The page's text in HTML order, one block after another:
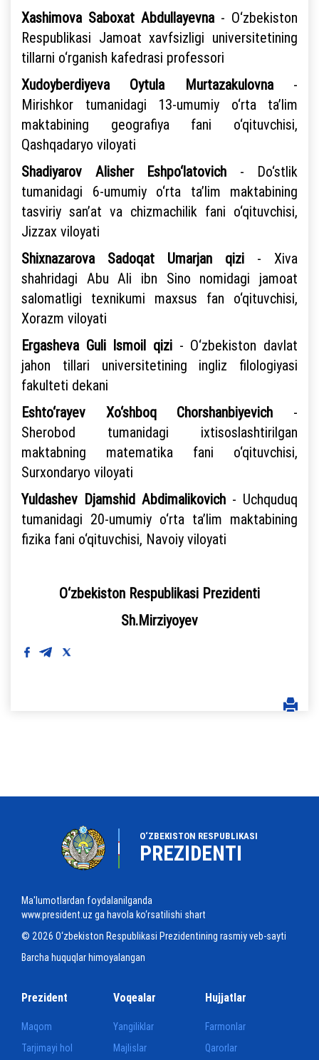
Xashimova Saboxat Abdullayevna- O‘zbekiston
Respublikasi Jamoat xavfsizligi universitetining
tillarni o‘rganish kafedrasi professori
Xudoyberdiyeva Oytula Murtazakulovna-
Mirishkor tumanidagi 13-umumiy o‘rta ta’lim
maktabining geografiya fani o‘qituvchisi,
Qashqadaryo viloyati
Shadiyarov Alisher Eshpo‘latovich - Do‘stlik
tumanidagi 6-umumiy o‘rta ta’lim maktabining
tasviriy san’at va chizmachilik fani o‘qituvchisi,
Jizzax viloyati
Shixnazarova Sadoqat Umarjan qizi - Xiva
shahridagi Abu Ali ibn Sino nomidagi jamoat
salomatligi texnikumi maxsus fan o‘qituvchisi,
Xorazm viloyati
Ergasheva Guli Ismoil qizi - O‘zbekiston davlat
jahon tillari universitetining ingliz filologiyasi
fakulteti dekani
Eshto‘rayev Xo‘shboq Chorshanbiyevich -
Sherobod tumanidagi ixtisoslashtirilgan
maktabning matematika fani o‘qituvchisi,
Surxondaryo viloyati
Yuldashev Djamshid Abdimalikovich - Uchquduq
tumanidagi 20-umumiy o‘rta ta’lim maktabining
fizika fani o‘qituvchisi, Navoiy viloyati
O‘zbekiston Respublikasi Prezidenti
Sh.Mirziyoyev
O‘ZBEKISTON RESPUBLIKASI
PREZIDENTI
Ma'lumotlardan foydalanilganda
www.president.uz ga havola ko‘rsatilishi shart
© 2026 O‘zbekiston Respublikasi Prezidentining rasmiy veb-sayti
Barcha huquqlar himoyalangan
Prezident
Maqom
Tarjimayi hol
Voqealar
Yangiliklar
Majlislar
Hujjatlar
Farmonlar
Qarorlar